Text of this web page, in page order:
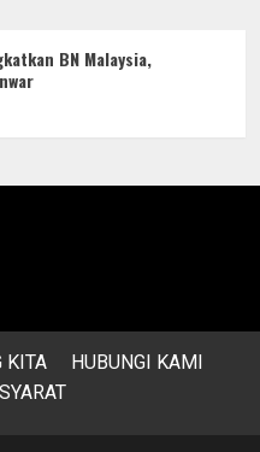
BN Malaysia,
KITA
HUBUNGI KAMI